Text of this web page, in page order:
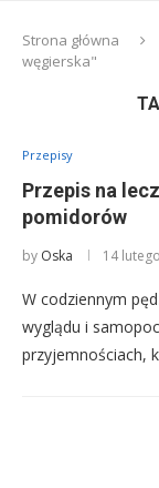
Strona główna
węgierska"
Przepisy
Przepis na
pomidorów
by Oska 14
W codziennym
wyglądu i
przyjemnościach,